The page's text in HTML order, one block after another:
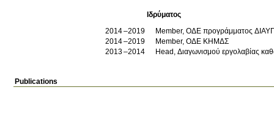
Ιδρύματος
2014
2019
Member, ΟΔΕ προγράμματος
2014
2019
Member, ΟΔΕ ΚΗΜΔΣ
2013
2014 Head, Διαγωνισμού εργολαβίας
Publications